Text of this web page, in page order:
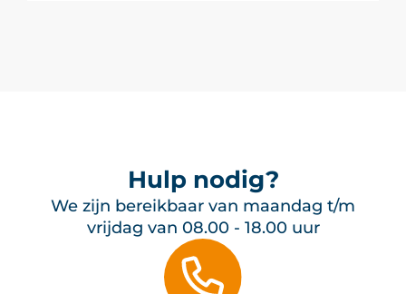
Hulp nodig?
We zijn bereikbaar van maandag t/m
vrijdag van 08.00 - 18.00 uur